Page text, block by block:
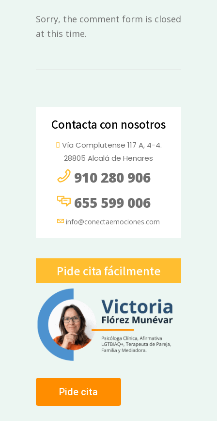
Sorry, the comment form is closed
at this time.
Contacta con nosotros
Vía Complutense 117 A, 4-4.
28805 Alcalá de Henares
910 280 906
655 599 006
info@conectaemociones.com
Pide cita fácilmente
Pide cita